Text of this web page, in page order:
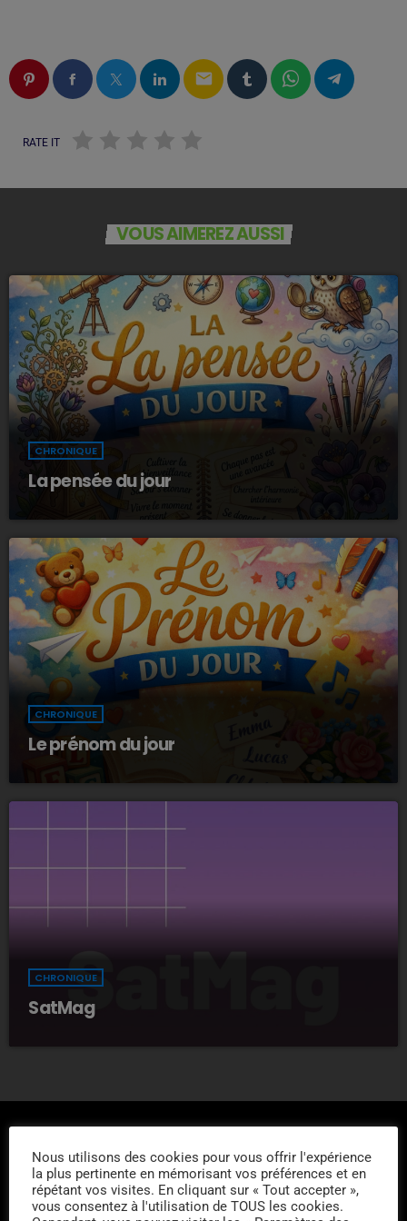
email
RATE IT
VOUS AIMEREZ AUSSI
CHRONIQUE
La pensée du jour
CHRONIQUE
Le prénom du jour
CHRONIQUE
SatMag
Nous utilisons des cookies pour vous offrir l'expérience
la plus pertinente en mémorisant vos préférences et en
répétant vos visites. En cliquant sur « Tout accepter »,
vous consentez à l'utilisation de TOUS les cookies.